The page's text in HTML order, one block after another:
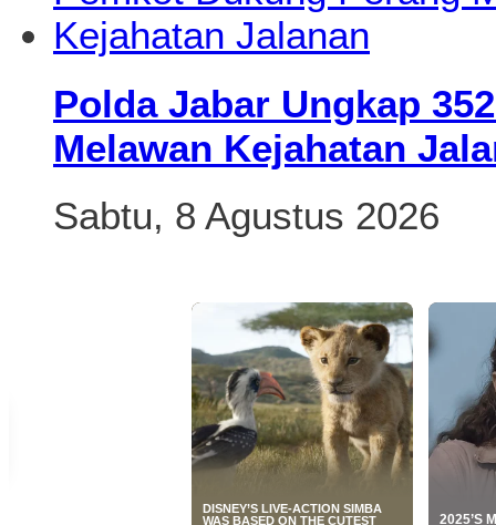
Polda Jabar Ungkap
Melawan Kejahatan
Sabtu, 8 Agustus 2026